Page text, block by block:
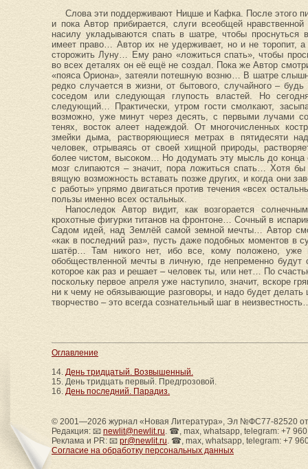
Слова эти поддерживают Ницше и Кафка. После этого
и пока Автор прибирается, слуги всеобщей
насилу укладываются спать в шатре, чтобы
имеет право… Автор их не удерживает, но и не торопит, а
сторожить Луну… Ему рано «ложиться спать», чтобы
во всех деталях он её ещё не создал. Пока же Автор
«пояса Ориона», затеяли потешную возню… В шатре
редко случается в жизни, от бытового, случайного –
соседом или следующая глупость властей. Но
следующий… Практически, утром гости смолкают,
возможно, уже минут через десять, с первыми лучами
тенях, восток алеет надеждой. От многочисленных
змейки дыма, растворяющиеся метрах в пятидесяти
человек, отрываясь от своей хищной природы,
более чистом, высоком… Но додумать эту мысль до конца
мозг слипаются – значит, пора ложиться спать… Хотя
вящую возможность вставать позже других, и когда они
с работы» упрямо двигаться против течения «всех
пользы именно всех остальных.
Напоследок Автор видит, как возгорается
крохотные фигурки титанов на фронтоне… Сочный в
Садом идей, над Землёй самой земной мечты… Автор
«как в последний раз», пусть даже подобных моментов в
шатёр… Там никого нет, ибо все, кому положено, уже
обобществленной мечты в личную, где непременно будут
которое как раз и решает – человек ты, или нет… По
поскольку первое апреля уже наступило, значит, вскоре
ни к чему не обязывающие разговоры, и надо будет
творчество – это всегда сознательный шаг в
Оглавление
14. День тридцатый. Возвышенный.
15. День тридцать первый. Предгрозовой.
16. День последний. Парадиз.
© 2001—2026 журнал «Новая Литература», Эл №ФС77-82520
Редакция: 📧 newlit@newlit.ru. ☎, max, whatsapp, telegram: +7
Реклама и PR: 📧 pr@newlit.ru. ☎, max, whatsapp, telegram: +7
Согласие на обработку персональных данных